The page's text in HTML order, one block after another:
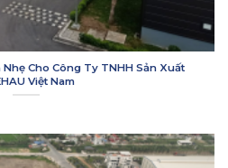
Cho Công Ty TNHH Sản Xuất
Việt Nam